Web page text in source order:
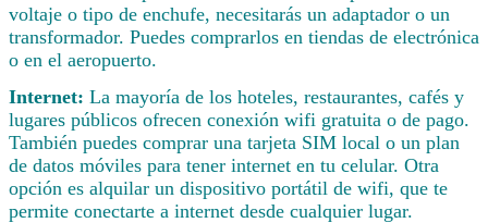
voltaje o tipo de enchufe, necesitarás un adaptador o un
transformador. Puedes comprarlos en tiendas de electrónica
o en el aeropuerto.
Internet: La mayoría de los hoteles, restaurantes, cafés y
lugares públicos ofrecen conexión wifi gratuita o de pago.
También puedes comprar una tarjeta SIM local o un plan
de datos móviles para tener internet en tu celular. Otra
opción es alquilar un dispositivo portátil de wifi, que te
permite conectarte a internet desde cualquier lugar.